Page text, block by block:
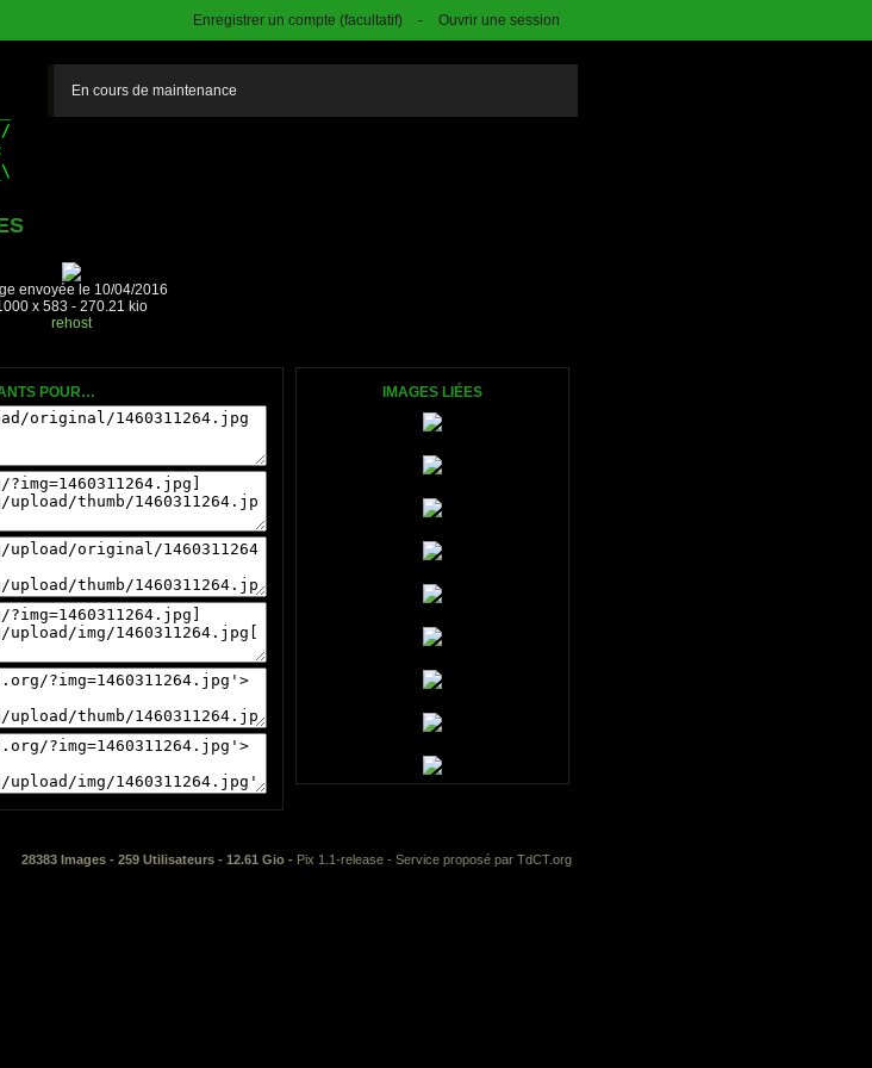
Enregistrer un compte (facultatif) - Ouvrir une session
En cours de maintenance
envoyée le 10/04/2016
x 583 - 270.21 kio
rehost
POUR…
IMAGES LIÉES
28383 Images - 259 Utilisateurs - 12.61 Gio - Pix 1.1-release - Service proposé par TdCT.org